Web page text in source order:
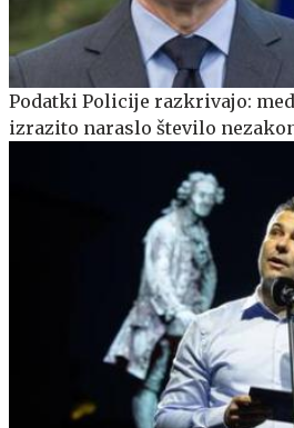
Podatki Policije razkrivajo:
izrazito naraslo število